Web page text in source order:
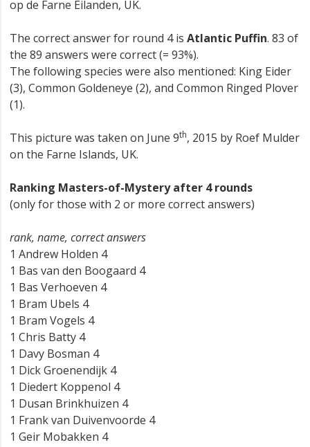
op de Farne Eilanden, UK.
The correct answer for round 4 is Atlantic Puffin. 83 of
the 89 answers were correct (= 93%).
The following species were also mentioned: King Eider
(3), Common Goldeneye (2), and Common Ringed Plover
(1).
This picture was taken on June 9th, 2015 by Roef Mulder
on the Farne Islands, UK.
Ranking Masters-of-Mystery after 4 rounds
(only for those with 2 or more correct answers)
rank, name, correct answers
1 Andrew Holden 4
1 Bas van den Boogaard 4
1 Bas Verhoeven 4
1 Bram Ubels 4
1 Bram Vogels 4
1 Chris Batty 4
1 Davy Bosman 4
1 Dick Groenendijk 4
1 Diedert Koppenol 4
1 Dusan Brinkhuizen 4
1 Frank van Duivenvoorde 4
1 Geir Mobakken 4